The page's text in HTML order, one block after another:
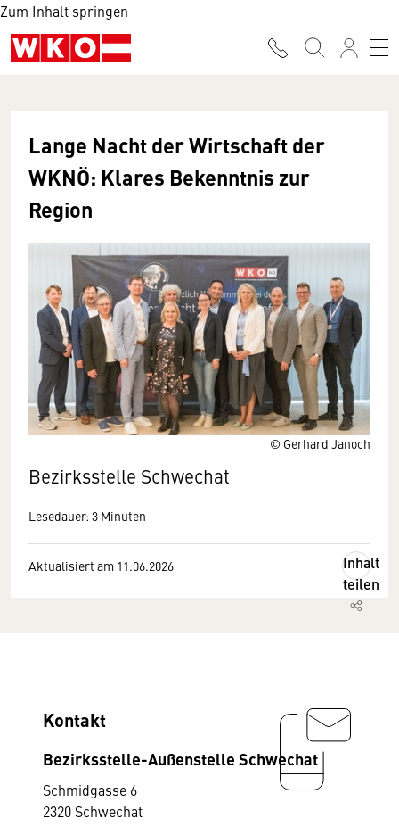
Zum Inhalt springen
© Gerhard Janoch
Lange Nacht der Wirtschaft der
WKNÖ: Klares Bekenntnis zur
Region
Bezirksstelle Schwechat
Lesedauer: 3 Minuten
Aktualisiert am 11.06.2026
Inhalt
teilen
Kontakt
Bezirksstelle-Außenstelle Schwechat
Schmidgasse 6
2320 Schwechat